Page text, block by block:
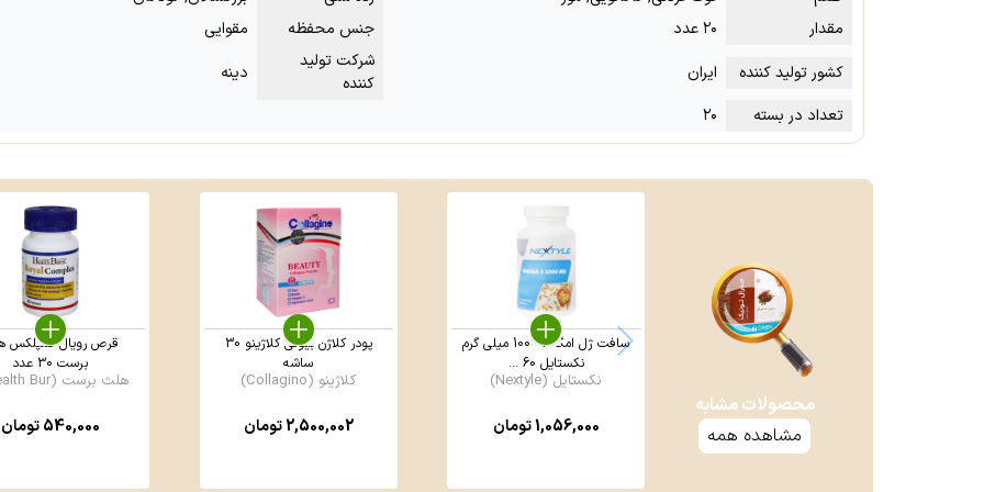
مقدار
۲۰ عدد جنس محفظه
مقوایی
کشور تولید کننده
ایران
شرکت تولید
کننده
دینه
تعداد در بسته
۲۰
محصولات مشابه
مشاهده همه
سافت ژل امگا 3 1000 میلی گرم
نکستایل 60 ...
نکستایل (Nextyle)
1,056,000تومان
پودر کلاژن بیوتی کلاژینو 30
ساشه
کلاژینو (Collagino)
2,500,002تومان
قرص رویال کمپلکس
برست 30 عدد
هلث برست (Health Bur ...
540,000تومان